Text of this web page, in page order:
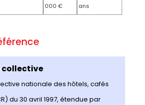
000 €
ans
nationale des hôtels, cafés
du 30 avril 1997, étendue par